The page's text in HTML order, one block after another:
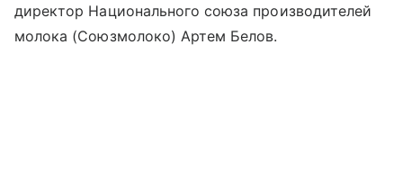
директор Национального союза производителей
молока (Союзмолоко) Артем Белов.